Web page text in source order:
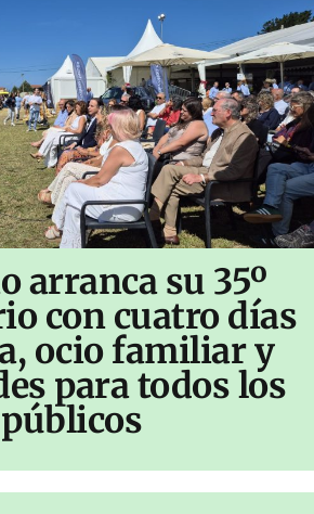
arranca su 35º
con cuatro días
ocio familiar y
para todos los
públicos